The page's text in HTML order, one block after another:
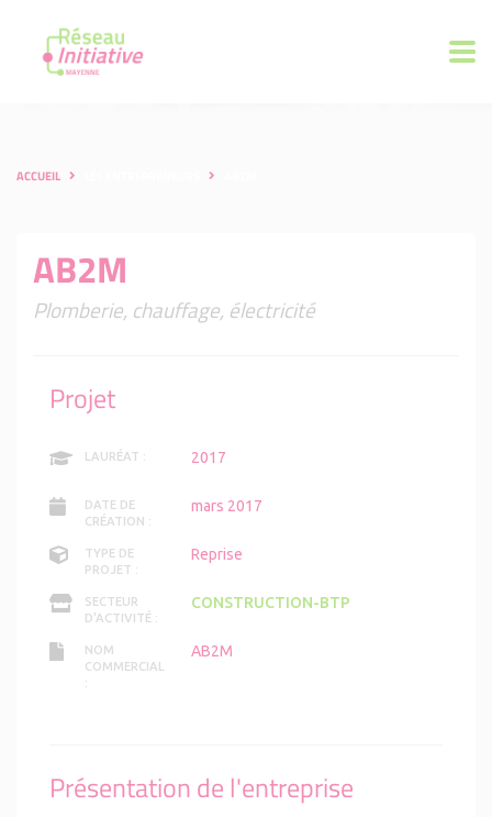
ACCUEIL
AB2M
Plomberie, chauffage, électricité
Projet
LAURÉAT : 2017
DATE DE
CRÉATION :
mars 2017
TYPE DE
PROJET :
Reprise
SECTEUR
D'ACTIVITÉ :
CONSTRUCTION-BTP
NOM
COMMERCIAL
:
AB2M
Présentation de l'entreprise